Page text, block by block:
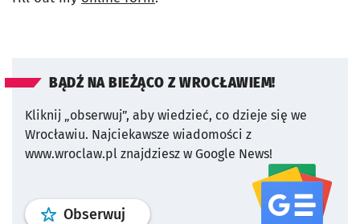
BĄDŹ NA BIEŻĄCO Z WROCŁAWIEM!
Kliknij „obserwuj”, aby wiedzieć, co dzieje się we
Wrocławiu. Najciekawsze wiadomości z
www.wroclaw.pl znajdziesz w Google News!
Obserwuj profil serwisu